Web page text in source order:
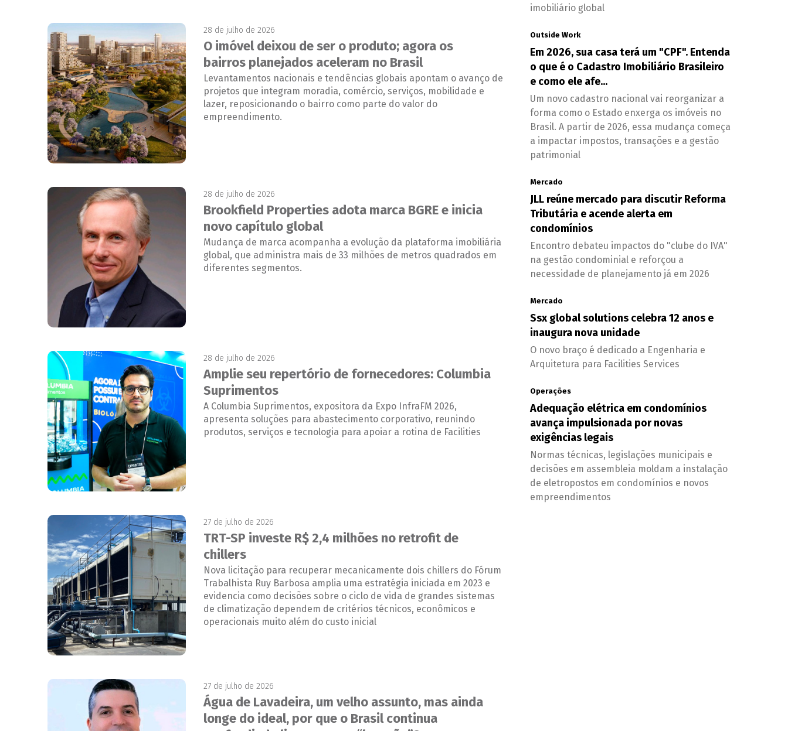
28 de julho de 2026
O imóvel deixou de ser o produto; agora os
bairros planejados aceleram no Brasil
Levantamentos nacionais e tendências globais apontam o avanço de
projetos que integram moradia, comércio, serviços, mobilidade e
lazer, reposicionando o bairro como parte do valor do
empreendimento.
28 de julho de 2026
Brookfield Properties adota marca BGRE e inicia
novo capítulo global
Mudança de marca acompanha a evolução da plataforma imobiliária
global, que administra mais de 33 milhões de metros quadrados em
diferentes segmentos.
28 de julho de 2026
Amplie seu repertório de fornecedores: Columbia
Suprimentos
A Columbia Suprimentos, expositora da Expo InfraFM 2026,
apresenta soluções para abastecimento corporativo, reunindo
produtos, serviços e tecnologia para apoiar a rotina de Facilities
27 de julho de 2026
TRT-SP investe R$ 2,4 milhões no retrofit de
chillers
Nova licitação para recuperar mecanicamente dois chillers do Fórum
Trabalhista Ruy Barbosa amplia uma estratégia iniciada em 2023 e
evidencia como decisões sobre o ciclo de vida de grandes sistemas
de climatização dependem de critérios técnicos, econômicos e
operacionais muito além do custo inicial
27 de julho de 2026
Água de Lavadeira, um velho assunto, mas ainda
longe do ideal, por que o Brasil continua
imobiliário global
Outside Work
Em 2026, sua casa terá um "CPF". Entenda
o que é o Cadastro Imobiliário Brasileiro
e como ele afe...
Um novo cadastro nacional vai reorganizar a
forma como o Estado enxerga os imóveis no
Brasil. A partir de 2026, essa mudança começa
a impactar impostos, transações e a gestão
patrimonial
Mercado
JLL reúne mercado para discutir Reforma
Tributária e acende alerta em
condomínios
Encontro debateu impactos do "clube do IVA"
na gestão condominial e reforçou a
necessidade de planejamento já em 2026
Mercado
Ssx global solutions celebra 12 anos e
inaugura nova unidade
O novo braço é dedicado a Engenharia e
Arquitetura para Facilities Services
Operações
Adequação elétrica em condomínios
avança impulsionada por novas
exigências legais
Normas técnicas, legislações municipais e
decisões em assembleia moldam a instalação
de eletropostos em condomínios e novos
empreendimentos